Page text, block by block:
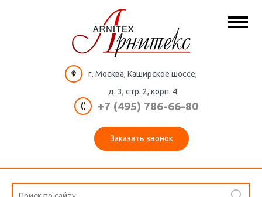
г. Москва, Каширское шоссе,
д. 3, стр. 2, корп. 4
+7 (495) 786-66-80
Заказать звонок